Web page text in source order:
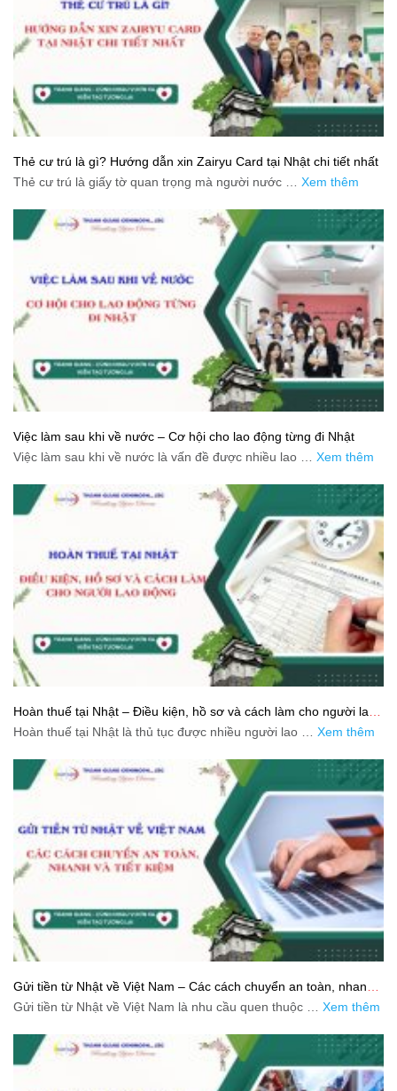
Thẻ cư trú là gì? Hướng dẫn xin Zairyu Card tại Nhật chi tiết nhất
Thẻ cư trú là giấy tờ quan trọng mà người nước … Xem thêm
Việc làm sau khi về nước – Cơ hội cho lao động từng đi Nhật
Việc làm sau khi về nước là vấn đề được nhiều lao … Xem thêm
Hoàn thuế tại Nhật – Điều kiện, hồ sơ và cách làm cho người lao
động
Hoàn thuế tại Nhật là thủ tục được nhiều người lao … Xem thêm
Gửi tiền từ Nhật về Việt Nam – Các cách chuyển an toàn, nhanh
và tiết kiệm
Gửi tiền từ Nhật về Việt Nam là nhu cầu quen thuộc … Xem thêm